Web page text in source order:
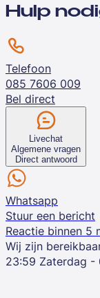
Hulp
Telefoon
085 7606 009
Bel direct
Livechat
Algemene vragen
Direct antwoord
Whatsapp
Stuur een bericht
Reactie binnen 5
Wij zijn
23:59 Zaterdag -